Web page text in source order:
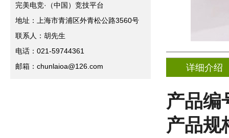
完美电竞·（中国）竞技平台
地址：上海市青浦区外青松公路3560号
联系人：胡先生
电话：021-59744361
邮箱：chunlaioa@126.com
详细介绍
产品编
产品